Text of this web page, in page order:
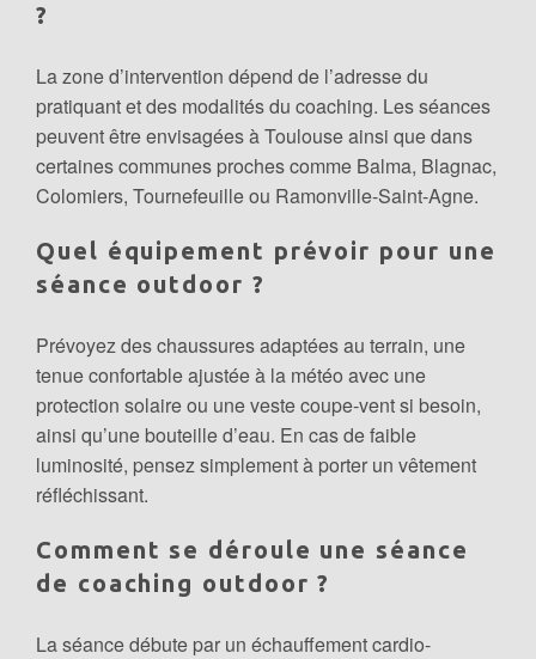
?
La zone d’intervention dépend de l’adresse du
pratiquant et des modalités du coaching. Les séances
peuvent être envisagées à Toulouse ainsi que dans
certaines communes proches comme Balma, Blagnac,
Colomiers, Tournefeuille ou Ramonville-Saint-Agne.
Quel équipement prévoir pour une
séance outdoor ?
Prévoyez des chaussures adaptées au terrain, une
tenue confortable ajustée à la météo avec une
protection solaire ou une veste coupe-vent si besoin,
ainsi qu’une bouteille d’eau. En cas de faible
luminosité, pensez simplement à porter un vêtement
réfléchissant.
Comment se déroule une séance
de coaching outdoor ?
La séance débute par un échauffement cardio-